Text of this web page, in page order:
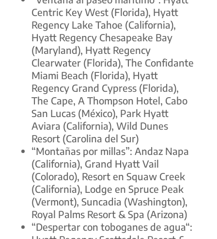
Centric Key West (Florida), Hyatt
Regency Lake Tahoe (California),
Hyatt Regency Chesapeake Bay
(Maryland), Hyatt Regency
Clearwater (Florida), The Confidante
Miami Beach (Florida), Hyatt
Regency Grand Cypress (Florida),
The Cape, A Thompson Hotel, Cabo
San Lucas (México), Park Hyatt
Aviara (California), Wild Dunes
Resort (Carolina del Sur)
“Montañas por millas”: Andaz Napa
(California), Grand Hyatt Vail
(Colorado), Resort en Squaw Creek
(California), Lodge en Spruce Peak
(Vermont), Suncadia (Washington),
Royal Palms Resort & Spa (Arizona)
“Despertar con toboganes de agua“: